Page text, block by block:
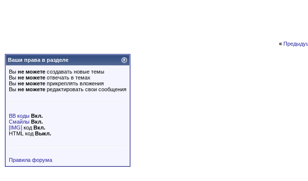
«
Ваши права в разделе
Вы не можете создавать новые темы
Вы не можете отвечать в темах
Вы не можете прикреплять вложения
Вы не можете редактировать свои сообщения
BB коды Вкл.
Смайлы Вкл.
[IMG] код Вкл.
HTML код Выкл.
Правила форума